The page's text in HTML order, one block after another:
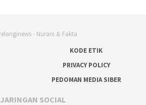
KODE ETIK
PRIVACY POLICY
PEDOMAN MEDIA SIBER
JARINGAN SOCIAL